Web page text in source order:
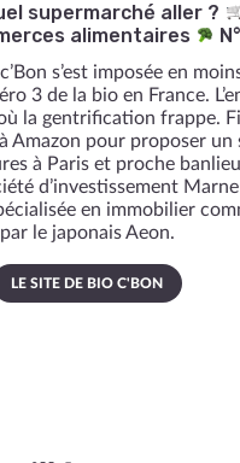
supermarché aller ?
alimentaires
s’est imposée en
3 de la bio en France.
la gentrification frappe.
Amazon pour proposer un
à Paris et proche
d’investissement
en immobilier
par le japonais Aeon.
LE SITE DE BIO C'BON